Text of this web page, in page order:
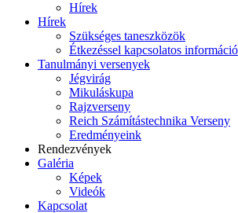
Hírek
Hírek
Szükséges taneszközök
Étkezéssel kapcsolatos
Tanulmányi versenyek
Jégvirág
Mikuláskupa
Rajzverseny
Reich Számítástechnika Verseny
Eredményeink
Rendezvények
Galéria
Képek
Videók
Kapcsolat